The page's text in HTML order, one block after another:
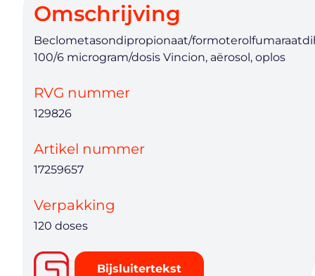
Omschrijving
Beclometasondipropionaat/
100/6 microgram/dosis Vincion, aërosol, oplos
RVG nummer
129826
Artikel nummer
17259657
Verpakking
120 doses
Bijsluitertekst